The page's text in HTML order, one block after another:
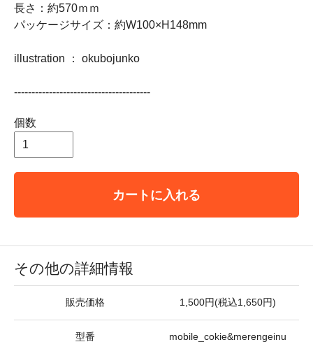
長さ：約570ｍｍ
パッケージサイズ：約W100×H148mm
illustration ： okubojunko
---------------------------------------
個数
カートに入れる
その他の詳細情報
販売価格 1,500円(税込1,650円)
型番 mobile_cokie&merengeinu